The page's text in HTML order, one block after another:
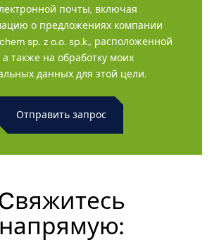
почты, включая
о предложениях компании
sp. z o.o. sp.k., расположенной
а также на обработку моих
данных для этой цели.
напрямую: